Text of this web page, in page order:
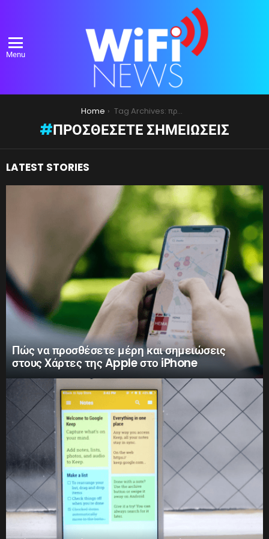
Menu
Home Tag Archives: προσθέσετε σημειώσεις
ΠΡΟΣΘΈΣΕΤΕ ΣΗΜΕΙΏΣΕΙΣ
LATEST STORIES
Πώς να προσθέσετε μέρη και σημειώσεις
στους Χάρτες της Apple στο iPhone